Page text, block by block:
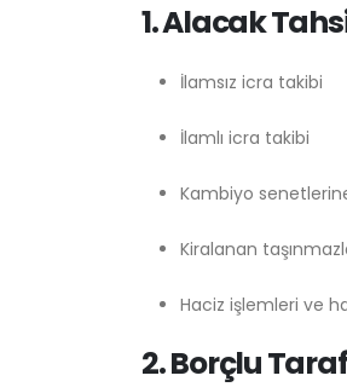
1. Alacak
İlamsız icra takibi
İlamlı icra takibi
Kambiyo
Kiralanan
Haciz işlemleri ve
2. Borçlu